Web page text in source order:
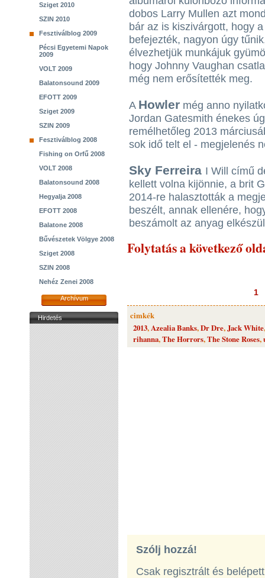
Sziget 2010
SZIN 2010
Fesztiválblog 2009
Pécsi Egyetemi Napok
2009
VOLT 2009
Balatonsound 2009
EFOTT 2009
Sziget 2009
SZIN 2009
Fesztiválblog 2008
Fishing on Orfű 2008
VOLT 2008
Balatonsound 2008
Hegyalja 2008
EFOTT 2008
Balatone 2008
Bűvészetek Völgye 2008
Sziget 2008
SZIN 2008
Nehéz Zenei 2008
Archívum
Hirdetés
dobos Larry Mullen azt
bár az is kiszivárgott, hogy
befejezték, nagyon úgy
élvezhetjük munkájuk
hogy Johnny Vaughan
még nem erősítették meg.
A Howler még anno
Jordan Gatesmith énekes
remélhetőleg 2013
sok idő telt el - megjelenés
Sky Ferreira I Will című
kellett volna kijönnie, a brit
2014-re halasztották a
beszélt, annak ellenére,
beszámolt az anyag
Folytatás a következő
1
cimkék
2013,Azealia Banks,Dr Dre,Jack White
rihanna,The Horrors,The Stone Roses,
Szólj hozzá!
Csak regisztrált és